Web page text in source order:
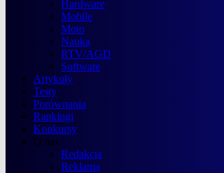
Hardware
Mobile
Moto
Nauka
RTV/AGD
Software
Artykuły
Testy
Porównania
Rankingi
Konkursy
O nas
Redakcja
Reklama